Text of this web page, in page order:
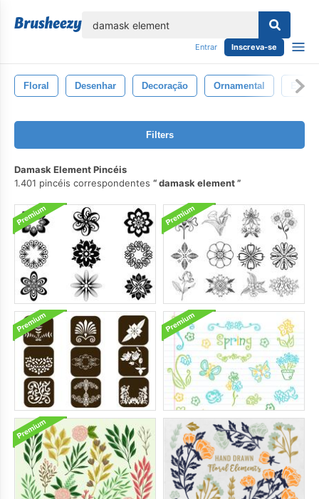
Entrar Inscreva-se
Floral Desenhar Decoração Ornamental
Filters
Damask Element Pincéis
1.401 pincéis correspondentes
damask element